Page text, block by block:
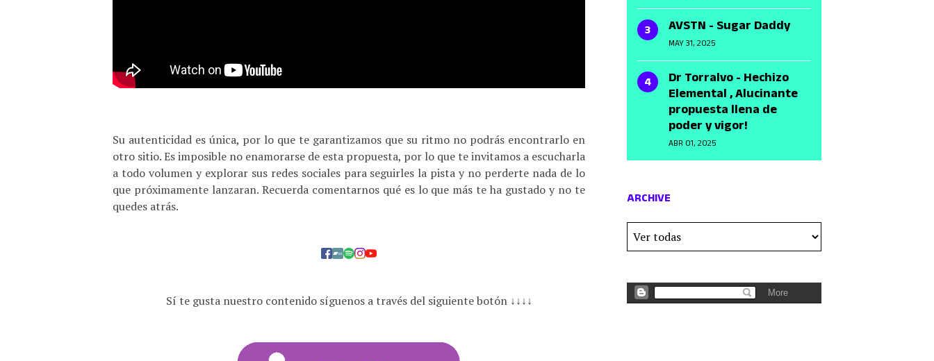
Su autenticidad es única, por lo que te garantizamos que su ritmo no podrás encontrarlo en
otro sitio. Es imposible no enamorarse de esta propuesta, por lo que te invitamos a escucharla
a todo volumen y explorar sus redes sociales para seguirles la pista y no perderte nada de lo
que próximamente lanzaran. Recuerda comentarnos qué es lo que más te ha gustado y no te
quedes atrás.
Sí te gusta nuestro contenido síguenos a través del siguiente botón ↓↓↓↓
AVSTN - Sugar Daddy
MAY 31, 2025
Dr Torralvo - Hechizo
Elemental , Alucinante
propuesta llena de
poder y vigor!
ABR 01, 2025
ARCHIVE